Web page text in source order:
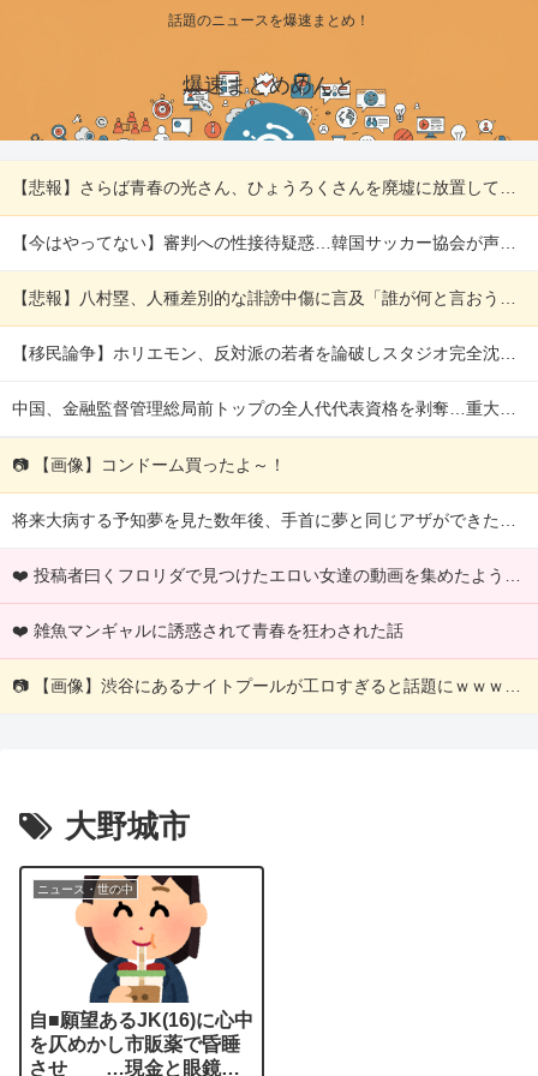
話題のニュースを爆速まとめ！
爆速まとめめんと
【悲報】さらば青春の光さん、ひょうろくさんを廃墟に放置して炎上ｗｗｗｗ 他
【今はやってない】審判への性接待疑惑…韓国サッカー協会が声明「現在は一切発生していない」 他
【悲報】八村塁、人種差別的な誹謗中傷に言及「誰が何と言おうと僕は日本人」 他
【移民論争】ホリエモン、反対派の若者を論破しスタジオ完全沈黙！ネット賛否の本質 他
中国、金融監督管理総局前トップの全人代代表資格を剥奪…重大な規律違反で！ 他
📷 【画像】コンドーム買ったよ～！
将来大病する予知夢を見た数年後、手首に夢と同じアザができた。「ヤバい」と察した私はすぐ保険に入りまくり…
❤️ 投稿者曰くフロリダで見つけたエロい女達の動画を集めたようですｗｗｗ
❤️ 雑魚マンギャルに誘惑されて青春を狂わされた話
📷 【画像】渋谷にあるナイトプールが工ロすぎると話題にｗｗｗｗｗｗｗｗｗ
大野城市
ニュース・世の中
自■願望あるJK(16)に心中
を仄めかし市販薬で昏睡
させ …現金と眼鏡を